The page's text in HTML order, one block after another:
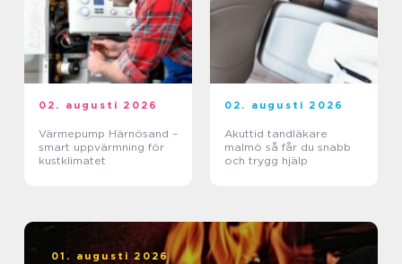
02. augusti 2026
Värmepump Härnösand –
smart uppvärmning för
kustklimatet
02. augusti 2026
Akuttid tandläkare
malmö så får du snabb
och trygg hjälp
01. augusti 2026